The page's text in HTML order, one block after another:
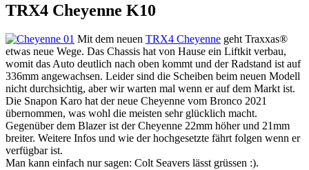
TRX4 Cheyenne K10
Mit dem neuen TRX4 Cheyenne geht Traxxas®
etwas neue Wege. Das Chassis hat von Hause ein Liftkit verbau,
womit das Auto deutlich nach oben kommt und der Radstand ist auf
336mm angewachsen. Leider sind die Scheiben beim neuen Modell
nicht durchsichtig, aber wir warten mal wenn er auf dem Markt ist.
Die Snapon Karo hat der neue Cheyenne vom Bronco 2021
übernommen, was wohl die meisten sehr glücklich macht.
Gegenüber dem Blazer ist der Cheyenne 22mm höher und 21mm
breiter. Weitere Infos und wie der hochgesetzte fährt folgen wenn er
verfügbar ist.
Man kann einfach nur sagen: Colt Seavers lässt grüssen :).